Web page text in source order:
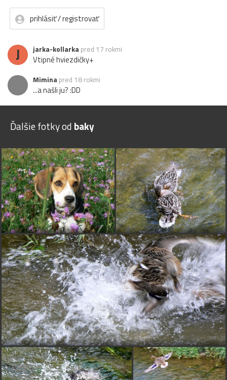
prihlásiť / registrovať
J jarka-kollarka pred 17 rokmi
Vtipné hviezdičky+
Mimina pred 18 rokmi
...a našli ju? :DD
Ďalšie fotky od baky